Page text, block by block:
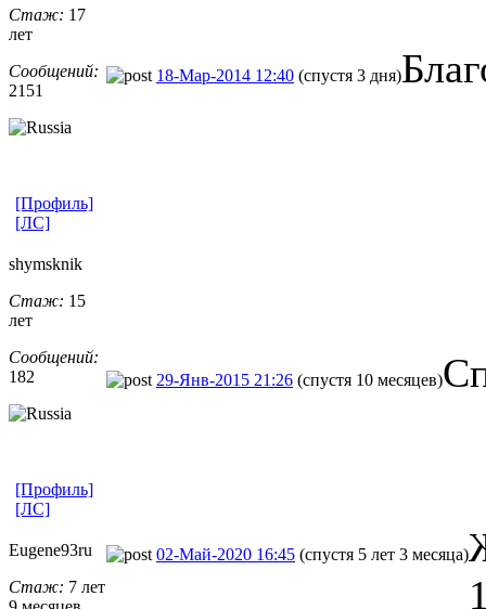
Стаж: 17
лет
Сообщений:
2151
18-Мар-2014 12:40 (спустя 3 дня)
[Профиль]
[ЛС]
shymsknik
Стаж: 15
лет
Сообщений:
182
29-Янв-2015 21:26 (спустя 10 месяцев)
[Профиль]
[ЛС]
Eugene93ru
Стаж: 7 лет
02-Май-2020 16:45 (спустя 5 лет 3 месяца)